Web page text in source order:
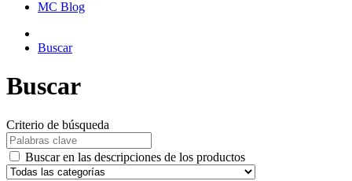
MC Blog
Buscar
Buscar
Criterio de búsqueda
Buscar en las descripciones de los productos